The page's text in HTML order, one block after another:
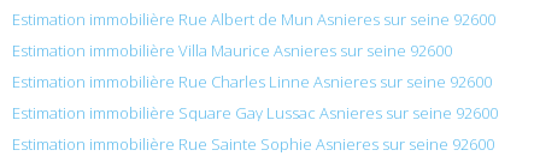
Estimation immobilière Rue Albert de Mun Asnieres sur seine 92600
Estimation immobilière Villa Maurice Asnieres sur seine 92600
Estimation immobilière Rue Charles Linne Asnieres sur seine 92600
Estimation immobilière Square Gay Lussac Asnieres sur seine 92600
Estimation immobilière Rue Sainte Sophie Asnieres sur seine 92600